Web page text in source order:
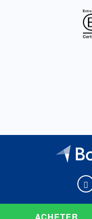
ACHETER